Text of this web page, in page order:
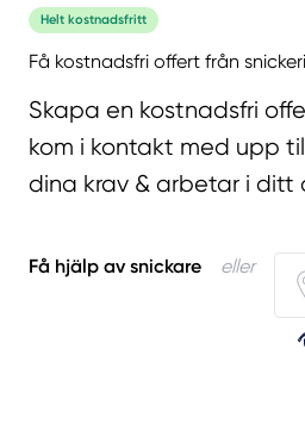
Helt kostnadsfritt
Få kostnadsfri offert från
Skapa en kostnadsfri
kom i kontakt med upp
dina krav & arbetar i ditt
Få hjälp av snickare eller